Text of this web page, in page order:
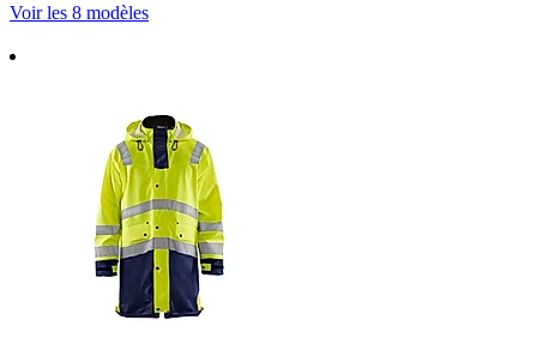
Voir les 8 modèles